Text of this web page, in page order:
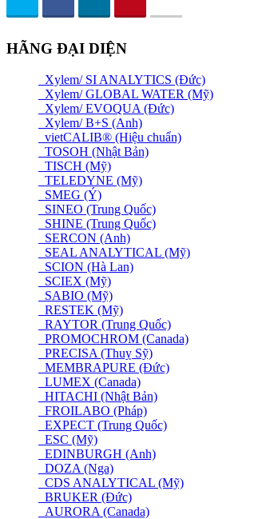
HÃNG ĐẠI DIỆN
Xylem/ SI ANALYTICS (Đức)
Xylem/ GLOBAL WATER (Mỹ)
Xylem/ EVOQUA (Đức)
Xylem/ B+S (Anh)
vietCALIB® (Hiệu chuẩn)
TOSOH (Nhật Bản)
TISCH (Mỹ)
TELEDYNE (Mỹ)
SMEG (Ý)
SINEO (Trung Quốc)
SHINE (Trung Quốc)
SERCON (Anh)
SEAL ANALYTICAL (Mỹ)
SCION (Hà Lan)
SCIEX (Mỹ)
SABIO (Mỹ)
RESTEK (Mỹ)
RAYTOR (Trung Quốc)
PROMOCHROM (Canada)
PRECISA (Thuỵ Sỹ)
MEMBRAPURE (Đức)
LUMEX (Canada)
HITACHI (Nhật Bản)
FROILABO (Pháp)
EXPECT (Trung Quốc)
ESC (Mỹ)
EDINBURGH (Anh)
DOZA (Nga)
CDS ANALYTICAL (Mỹ)
BRUKER (Đức)
AURORA (Canada)